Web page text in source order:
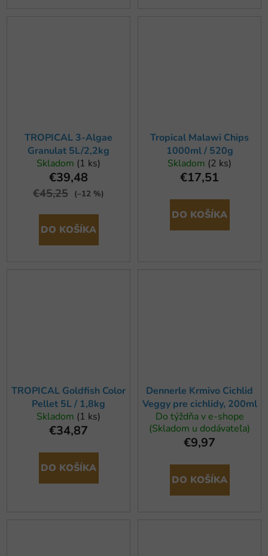
TROPICAL 3-Algae
Granulat 5L/2,2kg
Skladom (1 ks)
€39,48
€45,25 (–12 %)
DO KOŠÍKA
Tropical Malawi Chips
1000ml / 520g
Skladom (2 ks)
€17,51
DO KOŠÍKA
TROPICAL Goldfish Color
Pellet 5L / 1,8kg
Skladom (1 ks)
€34,87
DO KOŠÍKA
Dennerle Krmivo Cichlid
Veggy pre cichlidy, 200ml
Do týždňa v e-shope
(Skladom u dodávateľa)
€9,97
DO KOŠÍKA